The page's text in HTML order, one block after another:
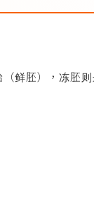
鲜胚），冻胚